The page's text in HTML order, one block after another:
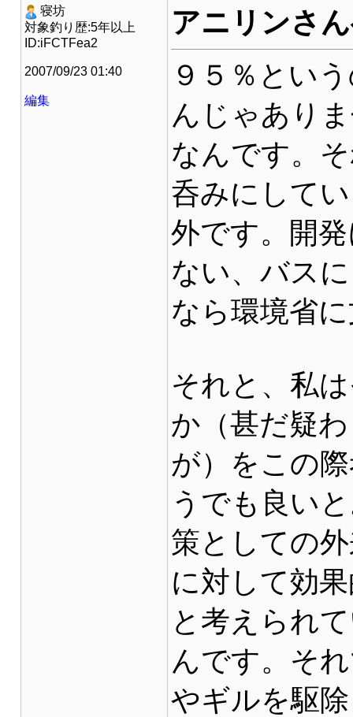
寝坊
対象釣り歴:5年以上
ID:iFCTFea2
2007/09/23 01:40
編集
アニリンさ
９５％とい
んじゃあり
なんです。
呑みにして
外です。開
ない、バス
なら環境省
それと、私
か（甚だ疑
が）をこの
うでも良い
策としての
に対して効
と考えられ
んです。そ
やギルを駆